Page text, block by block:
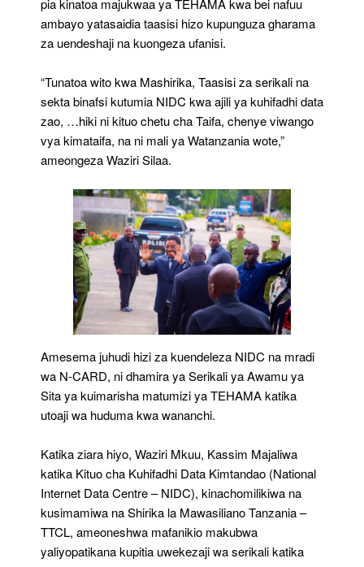
pia kinatoa majukwaa ya TEHAMA kwa bei nafuu
ambayo yatasaidia taasisi hizo kupunguza gharama
za uendeshaji na kuongeza ufanisi.
“Tunatoa wito kwa Mashirika, Taasisi za serikali na
sekta binafsi kutumia NIDC kwa ajili ya kuhifadhi data
zao, …hiki ni kituo chetu cha Taifa, chenye viwango
vya kimataifa, na ni mali ya Watanzania wote,”
ameongeza Waziri Silaa.
Amesema juhudi hizi za kuendeleza NIDC na mradi
wa N-CARD, ni dhamira ya Serikali ya Awamu ya
Sita ya kuimarisha matumizi ya TEHAMA katika
utoaji wa huduma kwa wananchi.
Katika ziara hiyo, Waziri Mkuu, Kassim Majaliwa
katika Kituo cha Kuhifadhi Data Kimtandao (National
Internet Data Centre – NIDC), kinachomilikiwa na
kusimamiwa na Shirika la Mawasiliano Tanzania –
TTCL, ameoneshwa mafanikio makubwa
yaliyopatikana kupitia uwekezaji wa serikali katika